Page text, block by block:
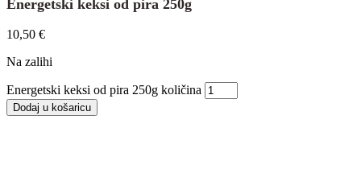
Energetski keksi od pira 250g
10,50 €
Na zalihi
Energetski keksi od pira 250g količina
Dodaj u košaricu